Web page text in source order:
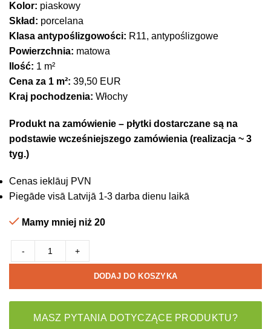
Kolor: piaskowy
Skład: porcelana
Klasa antypoślizgowości: R11, antypoślizgowe
Powierzchnia: matowa
Ilość: 1 m²
Cena za 1 m²: 39,50 EUR
Kraj pochodzenia: Włochy
Produkt na zamówienie – płytki dostarczane są na
podstawie wcześniejszego zamówienia (realizacja ~ 3
tyg.)
Cenas ieklāuj PVN
Piegāde visā Latvijā 1-3 darba dienu laikā
Mamy mniej niż 20
- +
DODAJ DO KOSZYKA
MASZ PYTANIA DOTYCZĄCE PRODUKTU?